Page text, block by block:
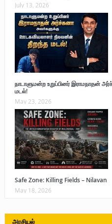
July 13, 2026
நாடாளுமன்ற உறுப்பினர் இராமநாதன்
மடல்!
May 23, 2026
Safe Zone: Killing Fields – Nilavan
May 18, 2026
அரசியல்